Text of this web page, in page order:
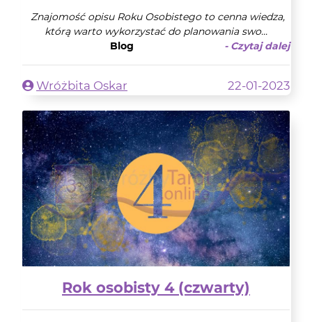
Znajomość opisu Roku Osobistego to cenna wiedza,
którą warto wykorzystać do planowania swo...
Blog
- Czytaj dalej
Wróżbita Oskar 22-01-2023
Rok osobisty 4 (czwarty)